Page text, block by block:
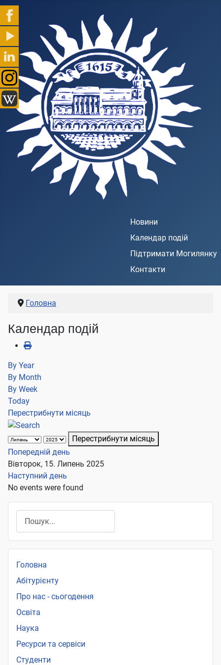
Новини
Календар подій
Підтримати Могилянку
Контакти
Головна
Календар подій
By Year
By Month
By Week
Today
Перестрибнути місяць
Перестрибнути місяць
Попередній день
Вівторок, 15. Липень 2025
Наступний день
No events were found
Головна
Абітурієнту
Про нас - сьогодення
Освіта
Наука
Ресурси та сервіси
Студенти